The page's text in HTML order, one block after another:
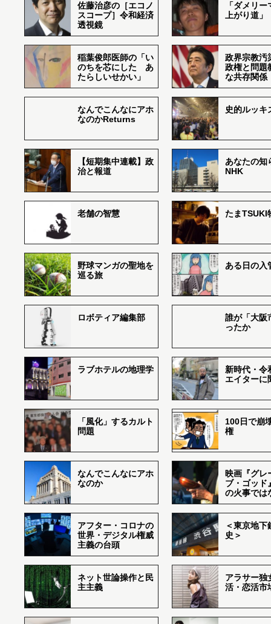
佐藤治彦の［エコノ
スコープ］令和経済
透視鏡
「ダメリ
上がり道」
稲葉俊郎医師の「い
のちを芯にした あ
たらしいせかい」
政界宗教汚
政権と問題
な共存関係
なんでこんなにアホ
なのかReturns
史的ルッキ
【短期集中連載】政
治と報道
あなたの知
NHK
老舗の智慧 たまTSUKI
野球マンガの聖地を
巡る旅
ある日の入
ロボティア編集部
誰が「大阪
ったか
ラブホテルの地理学
新時代・令
エイターに
「風化」するカルト
問題
100日で崩
権
なんでこんなにアホ
なのか
映画『グレ
ブ・ゴッド
の火事では
アフター・コロナの
世界・デジタル権威
主義の台頭
＜東京地下
史＞
ネット世論操作と民
主主義
アラサー独
活・恋活市